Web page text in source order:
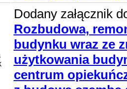
Dodany załącznik
Rozbudowa,
budynku wraz ze
użytkowania
centrum